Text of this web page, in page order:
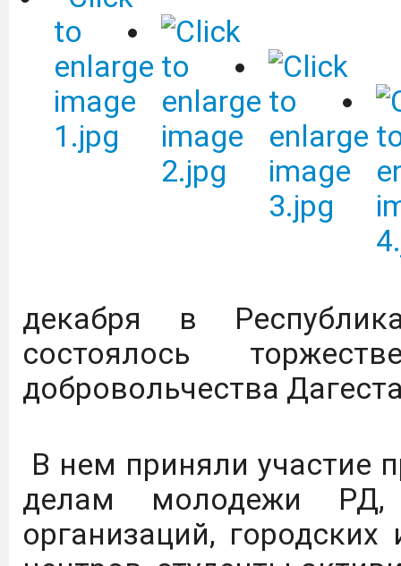
культуре
ВТБ (ПАО).Подробнее
Объявление о сдаче в
оборудованием.
Всероссийский конкурс
и проектов в сфере
территорий, «Моя
Вниманию
доступ к коллекции
Издательство Дашков
В Дагестане
декабря в
состоялось
добровольчества
В нем приняли участие
делам молодежи РД,
организаций,